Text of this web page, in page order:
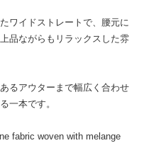
ワイドストレートで、腰元に
品ながらもリラックスした雰
るアウターまで幅広く合わせ
一本です。
fabric woven with melange